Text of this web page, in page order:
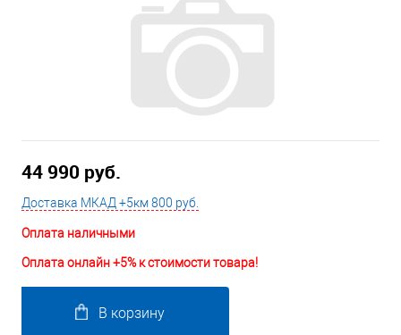
44 990 руб.
Доставка МКАД +5км 800 руб.
Оплата наличными
Оплата онлайн +5% к стоимости товара!
В корзину